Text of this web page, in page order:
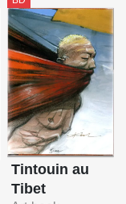
Tintouin au
Tibet